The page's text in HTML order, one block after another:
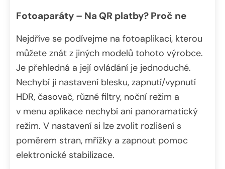
Fotoaparáty – Na QR platby? Proč ne
Nejdříve se podívejme na fotoaplikaci, kterou
můžete znát z jiných modelů tohoto výrobce.
Je přehledná a její ovládání je jednoduché.
Nechybí ji nastavení blesku, zapnutí/vypnutí
HDR, časovač, různé filtry, noční režim a
v menu aplikace nechybí ani panoramatický
režim. V nastavení si lze zvolit rozlišení s
poměrem stran, mřížky a zapnout pomoc
elektronické stabilizace.